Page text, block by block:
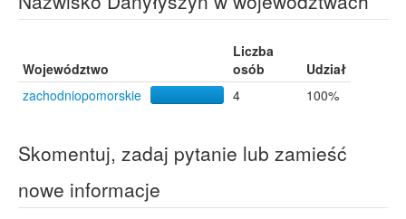
Województwo
Liczba
osób
Udział
zachodniopomorskie
4 100%
Skomentuj, zadaj pytanie lub zamieść
nowe informacje